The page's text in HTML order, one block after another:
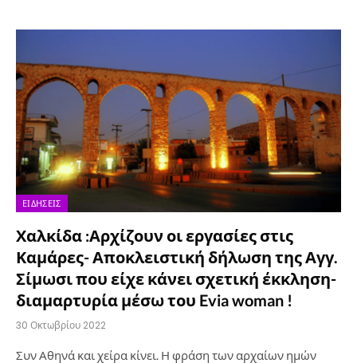
ΕΙΔΉΣΕΙΣ
Χαλκίδα :Αρχίζουν οι εργασίες στις
Καμάρες- Αποκλειστική δήλωση της Αγγ.
Σίμωσι που είχε κάνει σχετική έκκληση-
διαμαρτυρία μέσω του Evia woman !
30 Οκτωβρίου 2022
Συν Αθηνά και χείρα κίνει. Η φράση των αρχαίων ημών